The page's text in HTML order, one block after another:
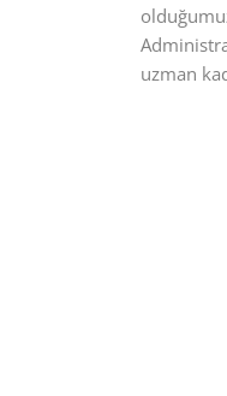
uzman